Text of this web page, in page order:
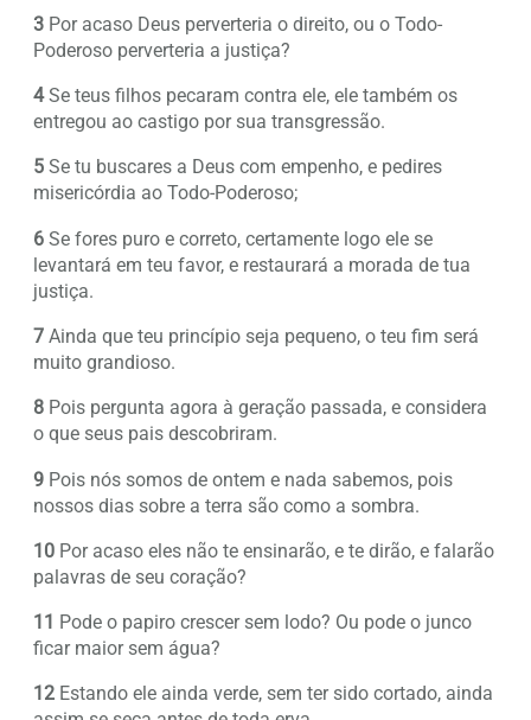
3 Por acaso Deus perverteria o direito, ou o Todo-
Poderoso perverteria a justiça?
4Se teus filhos pecaram contra ele, ele também os
entregou ao castigo por sua transgressão.
5 Se tu buscares a Deus com empenho, e pedires
misericórdia ao Todo-Poderoso;
6 Se fores puro e correto, certamente logo ele se
levantará em teu favor, e restaurará a morada de tua
justiça.
7 Ainda que teu princípio seja pequeno, o teu fim será
muito grandioso.
8 Pois pergunta agora à geração passada, e considera
o que seus pais descobriram.
9 Pois nós somos de ontem e nada sabemos, pois
nossos dias sobre a terra são como a sombra.
10 Por acaso eles não te ensinarão, e te dirão, e falarão
palavras de seu coração?
11 Pode o papiro crescer sem lodo? Ou pode o junco
ficar maior sem água?
12 Estando ele ainda verde, sem ter sido cortado, ainda